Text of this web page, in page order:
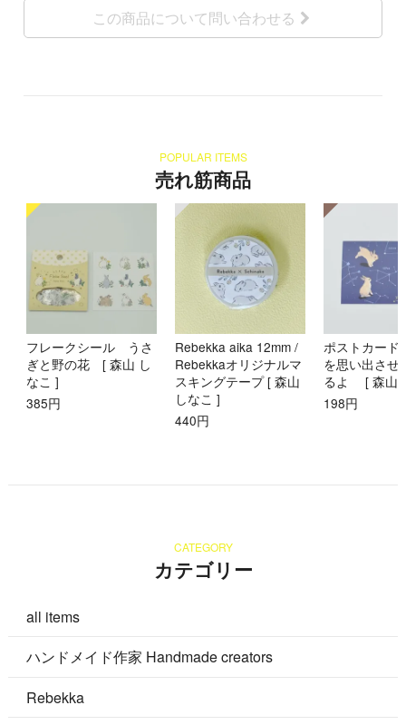
この商品について問い合わせる
POPULAR ITEMS
売れ筋商品
フレークシール うさ
ぎと野の花 [ 森山 し
なこ ]
385円
Rebekka aika 12mm /
Rebekkaオリジナルマ
スキングテープ [ 森山
しなこ ]
440円
ポストカー
を思い出させ
るよ [ 森山
198円
CATEGORY
カテゴリー
all items
ハンドメイド作家 Handmade creators
Rebekka